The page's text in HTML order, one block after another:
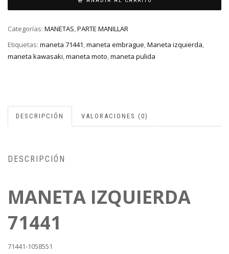
Categorías: MANETAS,PARTE MANILLAR
Etiquetas: maneta 71441,maneta embrague,Maneta izquierda,
maneta kawasaki,maneta moto,maneta pulida
DESCRIPCIÓN VALORACIONES (0)
DESCRIPCIÓN
MANETA IZQUIERDA
71441
71441-1058551